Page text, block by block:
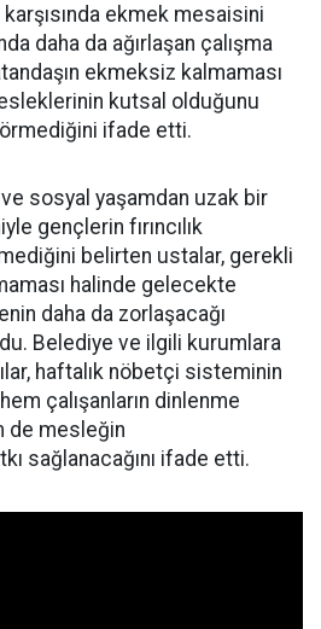
karşısında ekmek mesaisini
daha da ağırlaşan çalışma
ekmeksiz kalmaması
kutsal olduğunu
ifade etti.
ve sosyal yaşamdan uzak bir
gençlerin fırıncılık
belirten ustalar, gerekli
halinde gelecekte
daha da zorlaşacağı
Belediye ve ilgili kurumlara
haftalık nöbetçi sisteminin
çalışanların dinlenme
de mesleğin
sağlanacağını ifade etti.